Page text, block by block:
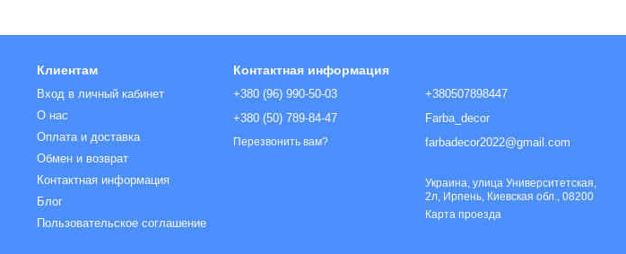
Клиентам
Вход в личный кабинет
О нас
Оплата и доставка
Обмен и возврат
Контактная информация
Блог
Пользовательское соглашение
Контактная информация
+380 (96) 990-50-03
+380 (50) 789-84-47
Перезвонить вам?
+380507898447
Farba_decor
farbadecor2022@gmail.com
Украина, улица Университетская,
2л, Ирпень, Киевская обл., 08200
Карта проезда